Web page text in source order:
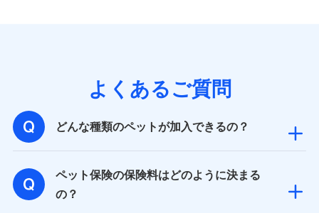
当社は利用目的の達成に必要な範囲内において個人情報
の取り扱いの全部または一部を委託する場合がありま
す。
当社は株式会社NTTドコモとの間で、以下のとおり個
人データを共同利用します。
よくあるご質問
どんな種類のペットが加入できるの？
ペット保険の保険料はどのように決まる
の？